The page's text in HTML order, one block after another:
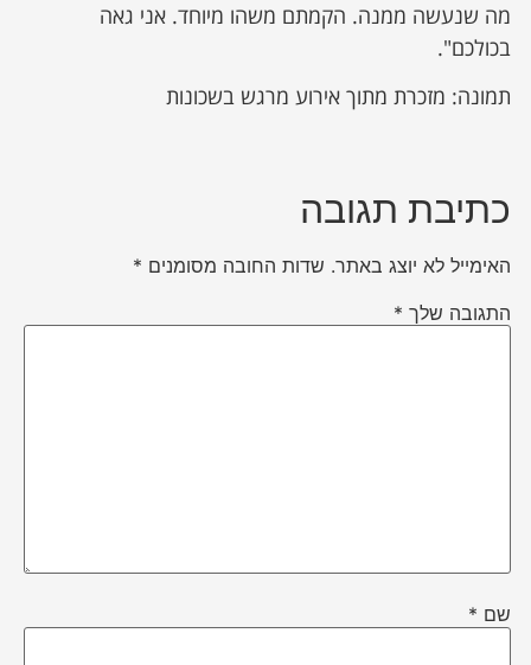
מה שנעשה ממנה. הקמתם משהו מיוחד. אני גאה
בכולכם".
תמונה: מזכרת מתוך אירוע מרגש בשכונות
כתיבת תגובה
האימייל לא יוצג באתר. שדות החובה מסומנים *
התגובה שלך *
שם *